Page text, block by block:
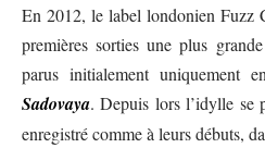
En 2012, le label londonien Fuzz
premières sorties une plus
parus initialement uniquement
Sadovaya. Depuis lors l’idylle se
enregistré comme à leurs débuts,